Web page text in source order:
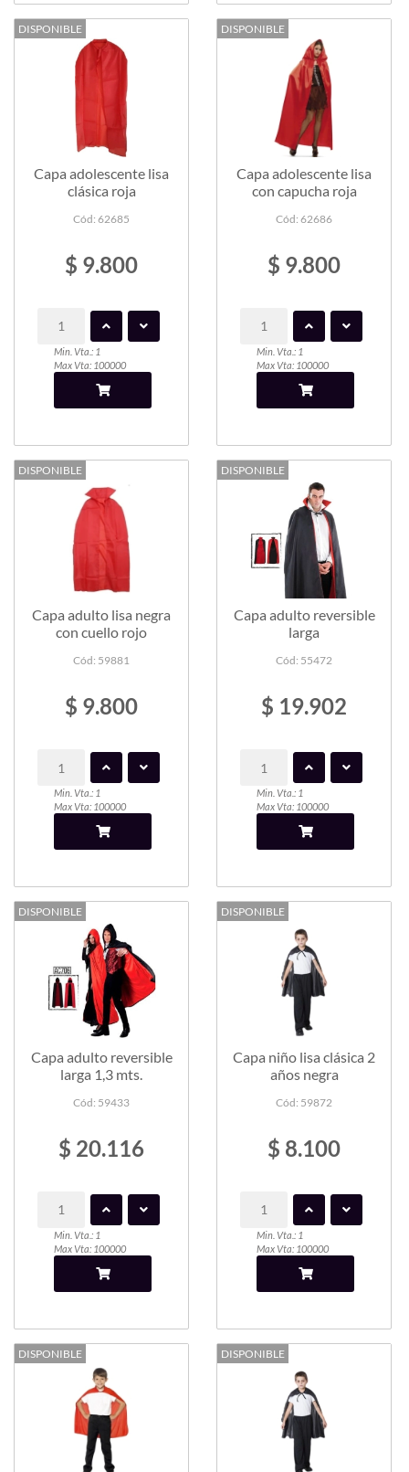
DISPONIBLE
Capa adolescente lisa
clásica roja
Cód: 62685
$ 9.800
Min. Vta.: 1
Max Vta: 100000
DISPONIBLE
Capa adolescente lisa
con capucha roja
Cód: 62686
$ 9.800
Min. Vta.: 1
Max Vta: 100000
DISPONIBLE
Capa adulto lisa negra
con cuello rojo
Cód: 59881
$ 9.800
Min. Vta.: 1
Max Vta: 100000
DISPONIBLE
Capa adulto reversible
larga
Cód: 55472
$ 19.902
Min. Vta.: 1
Max Vta: 100000
DISPONIBLE
Capa adulto reversible
larga 1,3 mts.
Cód: 59433
$ 20.116
Min. Vta.: 1
Max Vta: 100000
DISPONIBLE
Capa niño lisa clásica 2
años negra
Cód: 59872
$ 8.100
Min. Vta.: 1
Max Vta: 100000
DISPONIBLE DISPONIBLE